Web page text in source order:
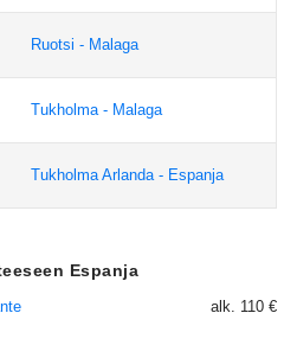
Ruotsi - Malaga
Tukholma - Malaga
Tukholma Arlanda - Espanja
Espanja
alk. 110 €